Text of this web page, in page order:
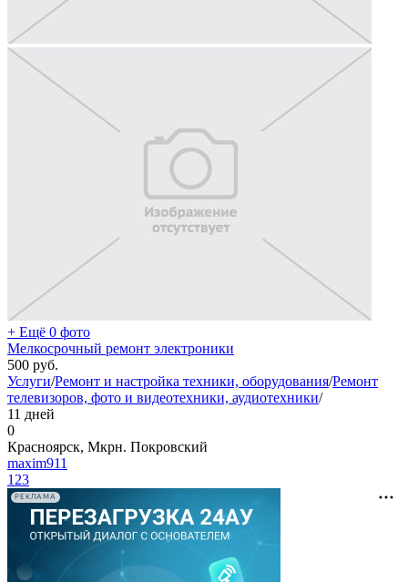
+ Ещё 0 фото
Мелкосрочный ремонт электроники
500 руб.
Услуги/Ремонт и настройка техники, оборудования/Ремонт
телевизоров, фото и видеотехники, аудиотехники/
11 дней
0
Красноярск, Мкрн. Покровский
maxim911
123
РЕКЛАМА